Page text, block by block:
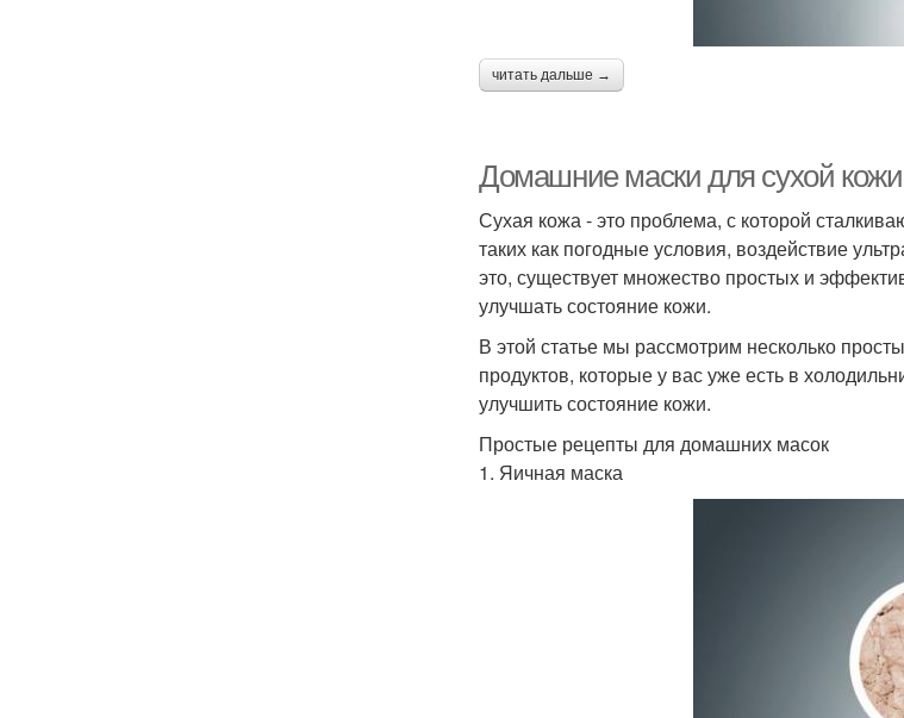
читать дальше →
Домашние маски для сухой
Сухая кожа - это проблема, с которой
таких как погодные условия, воздействие
это, существует множество простых и
улучшать состояние кожи.
В этой статье мы рассмотрим несколько
продуктов, которые у вас уже есть в
улучшить состояние кожи.
Простые рецепты для домашних масок
1. Яичная маска